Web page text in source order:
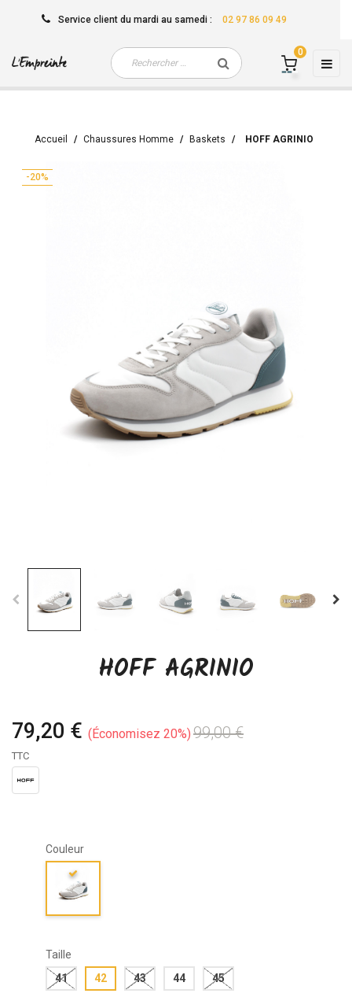
Service client du mardi au samedi : 02 97 86 09 49
☰
0
Accueil Chaussures Homme Baskets HOFF AGRINIO
-20%
HOFF AGRINIO
79,20 € Économisez 20% 99,00 €
TTC
Couleur
Taille
41
42 43 44 45